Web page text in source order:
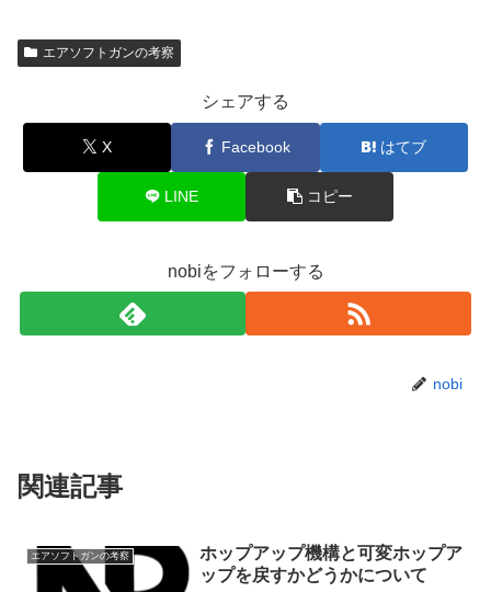
エアソフトガンの考察
シェアする
X Facebook はてブ
LINE コピー
nobiをフォローする
nobi
関連記事
エアソフトガンの考察
ホップアップ機構と可変ホップア
ップを戻すかどうかについて